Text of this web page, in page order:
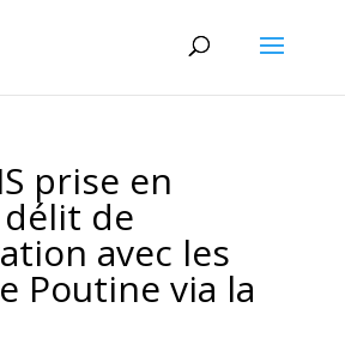
prise en
de
avec les
Poutine via la